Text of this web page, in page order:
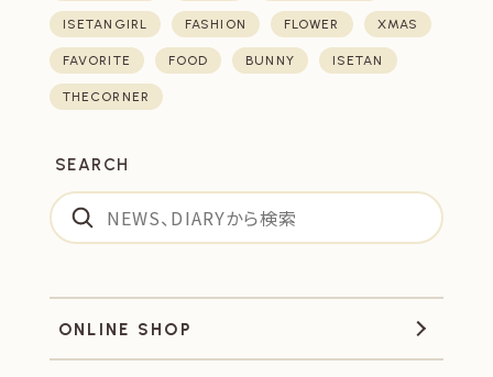
ISETANGIRL FASHION FLOWER XMAS
FAVORITE FOOD BUNNY ISETAN
THECORNER
SEARCH
ONLINE SHOP